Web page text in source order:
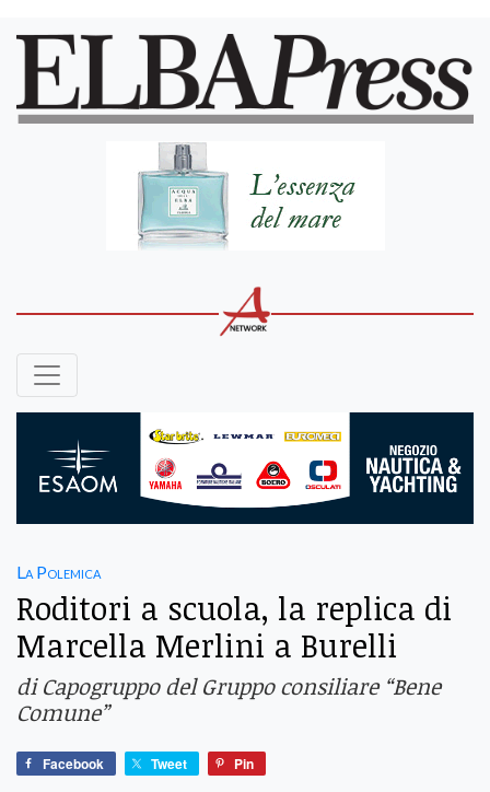
La Polemica
Roditori a scuola, la replica di
Marcella Merlini a Burelli
di Capogruppo del Gruppo consiliare “Bene
Comune”
Facebook Tweet Pin